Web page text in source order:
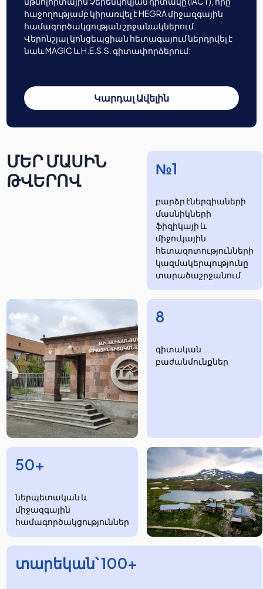
հաջողությամբ կիրառվել է HEGRA միջազգային
համագործակցության շրջանակներում:
Վերոնշյալ կոնցեպցիան հետագայում ներդրվել է
նաև MAGIC և H.E.S.S. գիտափորձերում:
Կարդալ Ավելին
ՄԵՐ ՄԱՍԻՆ
ԹՎԵՐՈՎ
№1
բարձր էներգիաների
մասնիկների
ֆիզիկայի և
միջուկային
հետազոտությունների
​​​​կազմակերպությունը
տարածաշրջանում
8
​​​գիտական
բաժանմունքներ
50+
ներպետական և
միջազգային
համագործակցություններ
տարեկան՝ 100+